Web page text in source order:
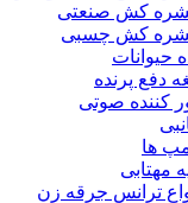
کش صنعتی
کش چسبی
حیوانات
دفع پرنده
کننده صوتی
ها
مهتابی
ترانس جرقه زن